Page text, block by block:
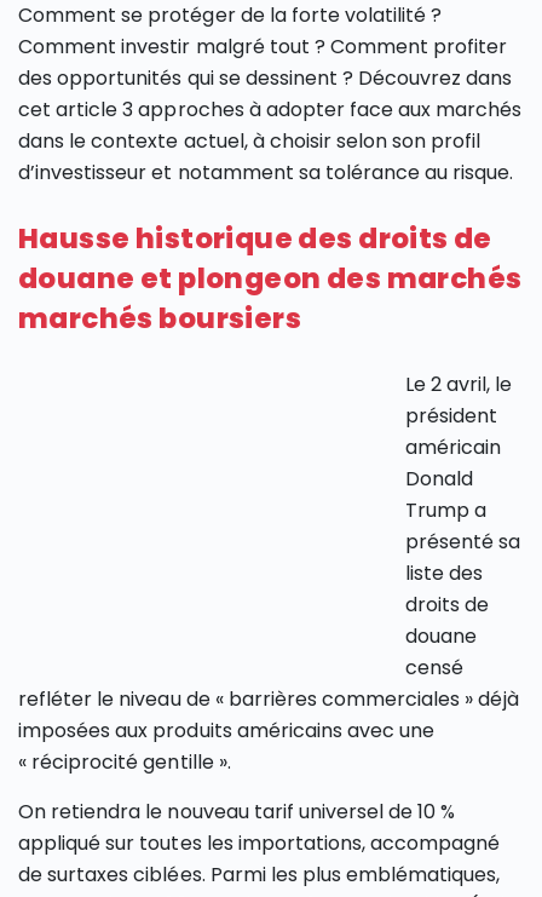
Comment se protéger de la forte volatilité ?
Comment investir malgré tout ? Comment profiter
des opportunités qui se dessinent ? Découvrez dans
cet article 3 approches à adopter face aux marchés
dans le contexte actuel, à choisir selon son profil
d’investisseur et notamment sa tolérance au risque.
Hausse historique des droits de
douane et plongeon des marchés
marchés boursiers
Le 2 avril, le
président
américain
Donald
Trump a
présenté sa
liste des
droits de
douane
censé
refléter le niveau de « barrières commerciales » déjà
imposées aux produits américains avec une
« réciprocité gentille ».
On retiendra le nouveau tarif universel de 10 %
appliqué sur toutes les importations, accompagné
de surtaxes ciblées. Parmi les plus emblématiques,